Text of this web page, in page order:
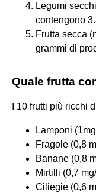
Legumi
contengono
Frutta secca
grammi di
Quale frutta
I 10 frutti più ricchi
Lamponi
Fragole (0,8
Banane (0,8
Mirtilli (0,7
Ciliegie (0,6